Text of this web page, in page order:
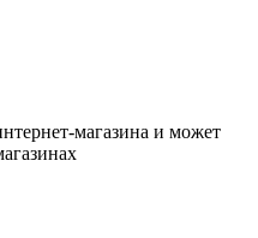
магазина и может